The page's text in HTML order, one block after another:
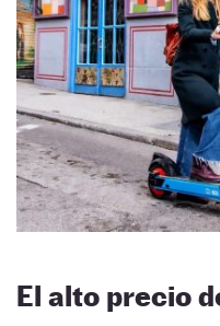
El alto precio